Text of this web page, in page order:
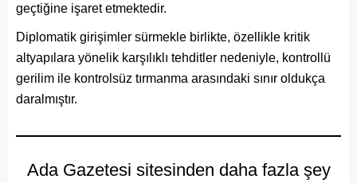
geçtiğine işaret etmektedir.
Diplomatik girişimler sürmekle birlikte, özellikle kritik
altyapılara yönelik karşılıklı tehditler nedeniyle, kontrollü
gerilim ile kontrolsüz tırmanma arasındaki sınır oldukça
daralmıştır.
Ada Gazetesi sitesinden daha fazla şey